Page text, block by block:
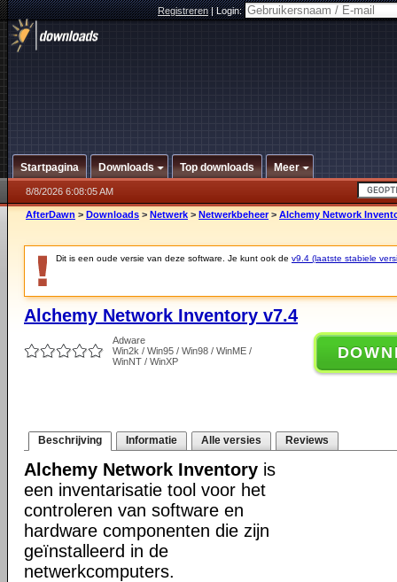
Registreren|Login:
Startpagina Downloads Top downloads Meer
8/8/2026 6:08:05 AM
AfterDawn > Downloads > Netwerk > Netwerkbeheer > Alchemy Network
Dit is een oude versie van deze software. Je kunt ook de v9.4 (laatste stabiele
Alchemy Network Inventory v7.4
Adware
Win2k / Win95 / Win98 / WinME /
WinNT / WinXP
Beschrijving Informatie Alle versies Reviews
Alchemy Network Inventory is
een inventarisatie tool voor het
controleren van software en
hardware componenten die zijn
geïnstalleerd in de
netwerkcomputers.